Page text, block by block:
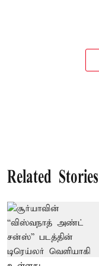
Related Stories